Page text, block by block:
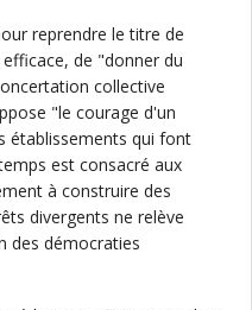
reprendre le titre de
de "donner du
collective
"le courage d'un
établissements qui font
est consacré aux
à construire des
divergents ne relève
des démocraties